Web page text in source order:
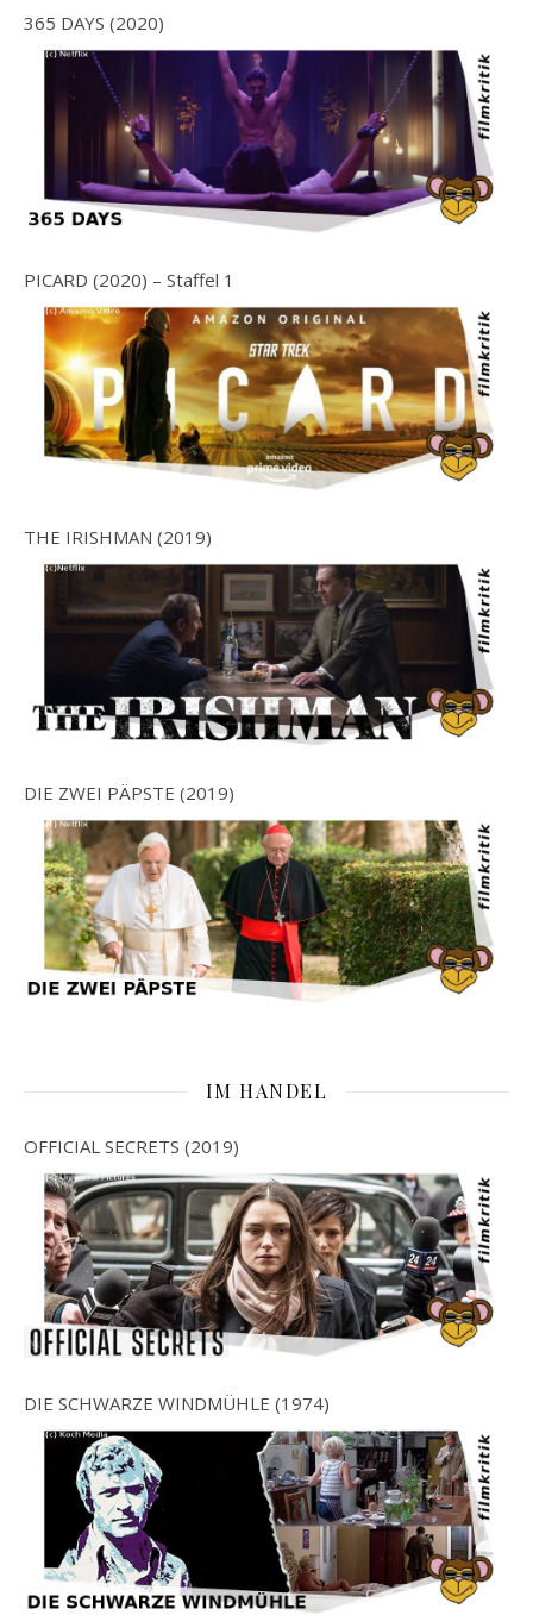
365 DAYS (2020)
PICARD (2020) – Staffel 1
THE IRISHMAN (2019)
DIE ZWEI PÄPSTE (2019)
IM HANDEL
OFFICIAL SECRETS (2019)
DIE SCHWARZE WINDMÜHLE (1974)